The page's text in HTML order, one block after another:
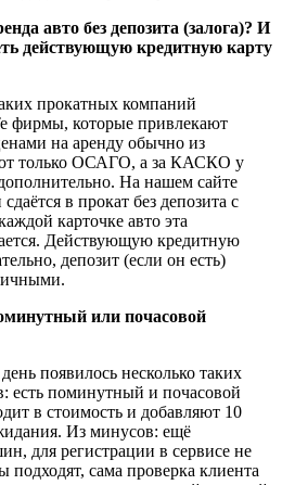
авто без депозита (залога)? И
действующую кредитную карту
прокатных компаний
фирмы, которые привлекают
на аренду обычно из
только ОСАГО, а за КАСКО у
На нашем сайте
в прокат без депозита с
карточке авто эта
Действующую кредитную
депозит (если он есть)
или почасовой
появилось несколько таких
есть поминутный и почасовой
в стоимость и добавляют 10
Из минусов: ещё
для регистрации в сервисе не
подходят, сама проверка клиента